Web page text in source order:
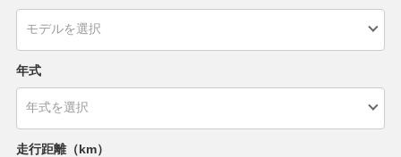
年式
走行距離（km）